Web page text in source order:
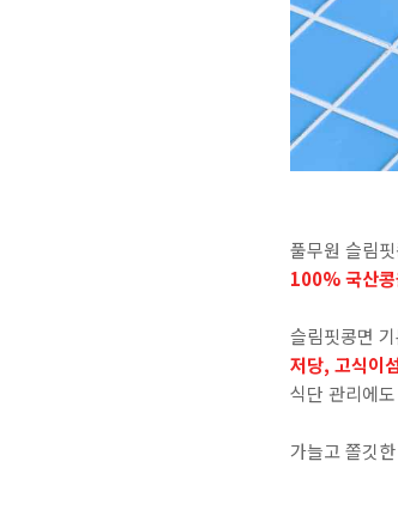
풀무원 슬림
100%국산
슬림핏콩면
저당, 고식이
식단 관리에
가늘고 쫄깃